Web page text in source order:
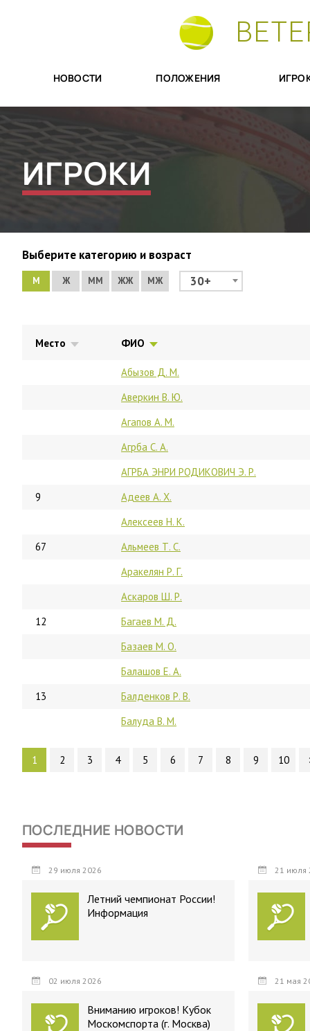
НОВОСТИ ПОЛОЖЕНИЯ
ИГРОКИ
Выберите категорию и возраст
М Ж ММ ЖЖ МЖ 30+
Место ФИО
Абызов Д. М.
Аверкин В. Ю.
Агапов А. М.
Агрба С. А.
АГРБА ЭНРИ РОДИКОВИЧ Э. Р.
9
Адеев А. Х.
Алексеев Н. К.
67
Альмеев Т. С.
Аракелян Р. Г.
Аскаров Ш. Р.
12
Багаев М. Д.
Базаев М. О.
Балашов Е. А.
13
Балденков Р. В.
Балуда В. М.
1 2 3 4 5 6 7 8 9 10
ПОСЛЕДНИЕ НОВОСТИ
29 июля 2026
Летний чемпионат России!
Информация
21 июля
02 июля 2026
Вниманию игроков! Кубок
Москомспорта (г. Москва)
21 мая